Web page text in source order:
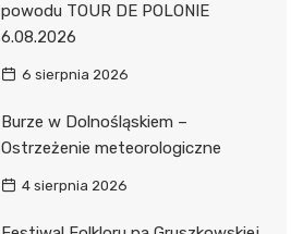
powodu TOUR DE POLONIE
6.08.2026
6 sierpnia 2026
Burze w Dolnośląskiem –
Ostrzeżenie meteorologiczne
4 sierpnia 2026